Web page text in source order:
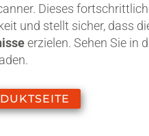
Dieses
und stellt sicher, dass
erzielen. Sehen Sie in